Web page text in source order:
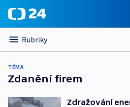
Rubriky
TÉMA
Zdanění firem
Zdražování